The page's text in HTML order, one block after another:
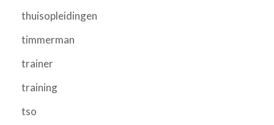
thuisopleidingen
timmerman
trainer
training
tso